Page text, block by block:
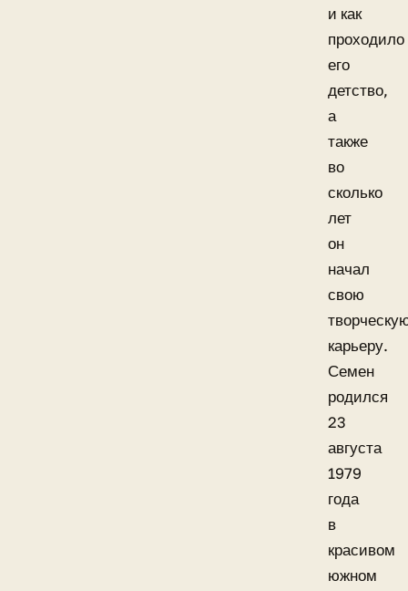
и как
проходило
его
детство,
а
также
во
сколько
лет
он
начал
свою
карьеру.
Семен
родился
23
августа
1979
года
в
красивом
южном